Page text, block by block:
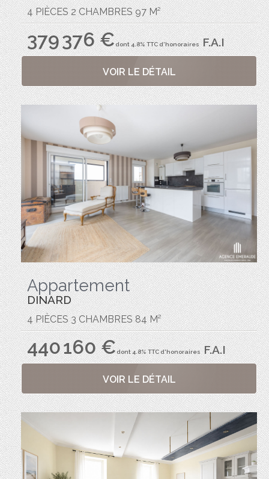
4 PIÈCES 2 CHAMBRES 97 M²
379 376 €dont 4.8% TTC d'honorairesF.A.I
VOIR LE DÉTAIL
Appartement
DINARD
4 PIÈCES 3 CHAMBRES 84 M²
440 160 €dont 4.8% TTC d'honorairesF.A.I
VOIR LE DÉTAIL